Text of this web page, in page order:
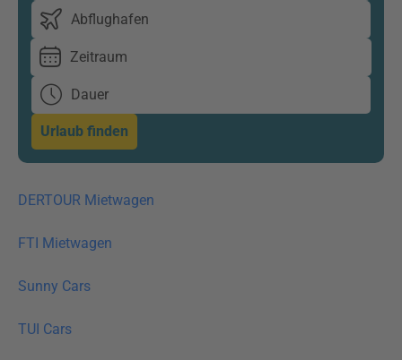
Abflughafen
Zeitraum
Dauer
Urlaub finden
DERTOUR Mietwagen
FTI Mietwagen
Sunny Cars
TUI Cars